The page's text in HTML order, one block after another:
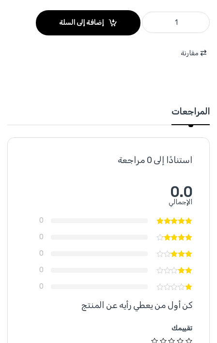
WJC2403 - بكرة لطاشة مع الخيط موديل 403 معدن WADFOW quantity
إضافة إلى السلة
مقارنة
المراجعات
استنادًا إلى 0 مراجعة
0.0
الإجمالي
0
0
0
0
0
كن أول من يعطي رأيه عن المنتج
تقييمك